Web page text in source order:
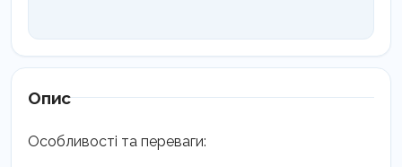
Опис
Особливості та переваги: